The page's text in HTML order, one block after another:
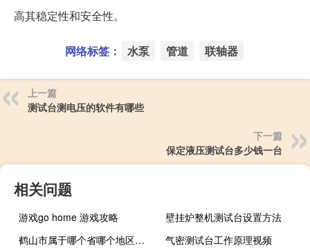
高其稳定性和安全性。
网络标签： 水泵 管道 联轴器
上一篇
测试台测电压的软件有哪些
下一篇
保定液压测试台多少钱一台
相关问题
游戏go home 游戏攻略
壁挂炉整机测试台设置方法
鹤山市属于哪个省哪个地区（鹤山市属于哪个市）
气密测试台工作原理视频